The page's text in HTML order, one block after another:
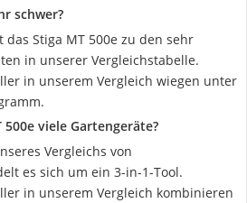
schwer?
Stiga MT 500e zu den sehr
in unserer Vergleichstabelle.
in unserem Vergleich wiegen unter
viele Gartengeräte?
Vergleichs von
es sich um ein 3-in-1-Tool.
in unserem Vergleich kombinieren